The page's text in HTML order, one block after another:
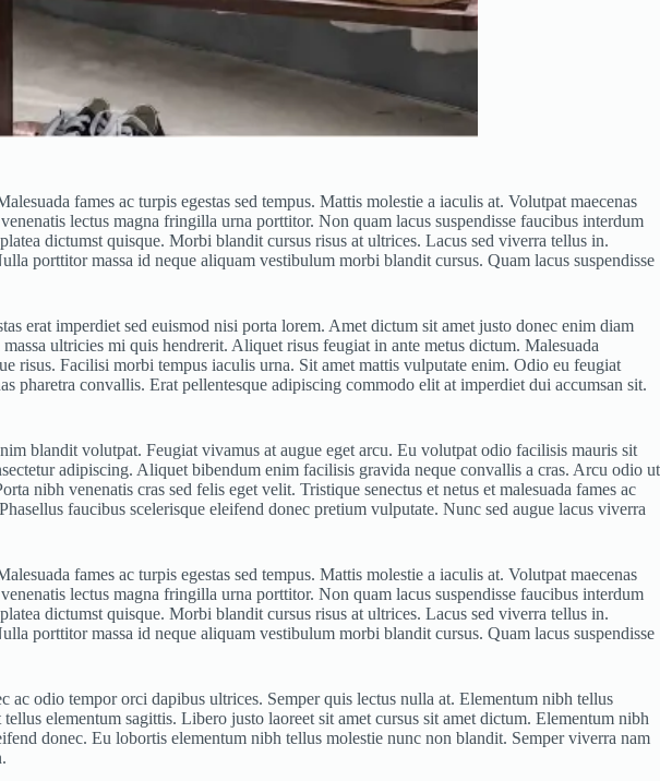
fames ac turpis egestas sed tempus. Mattis molestie a iaculis at. Volutpat maecenas
lectus magna fringilla urna porttitor. Non quam lacus suspendisse faucibus interdum
dictumst quisque. Morbi blandit cursus risus at ultrices. Lacus sed viverra tellus in.
porttitor massa id neque aliquam vestibulum morbi blandit cursus. Quam lacus suspendisse
erat imperdiet sed euismod nisi porta lorem. Amet dictum sit amet justo donec enim diam
ultricies mi quis hendrerit. Aliquet risus feugiat in ante metus dictum. Malesuada
risus. Facilisi morbi tempus iaculis urna. Sit amet mattis vulputate enim. Odio eu feugiat
pharetra convallis. Erat pellentesque adipiscing commodo elit at imperdiet dui accumsan sit.
blandit volutpat. Feugiat vivamus at augue eget arcu. Eu volutpat odio facilisis mauris sit
adipiscing. Aliquet bibendum enim facilisis gravida neque convallis a cras. Arcu odio ut
nibh venenatis cras sed felis eget velit. Tristique senectus et netus et malesuada fames ac
faucibus scelerisque eleifend donec pretium vulputate. Nunc sed augue lacus viverra
fames ac turpis egestas sed tempus. Mattis molestie a iaculis at. Volutpat maecenas
lectus magna fringilla urna porttitor. Non quam lacus suspendisse faucibus interdum
dictumst quisque. Morbi blandit cursus risus at ultrices. Lacus sed viverra tellus in.
porttitor massa id neque aliquam vestibulum morbi blandit cursus. Quam lacus suspendisse
odio tempor orci dapibus ultrices. Semper quis lectus nulla at. Elementum nibh tellus
elementum sagittis. Libero justo laoreet sit amet cursus sit amet dictum. Elementum nibh
donec. Eu lobortis elementum nibh tellus molestie nunc non blandit. Semper viverra nam